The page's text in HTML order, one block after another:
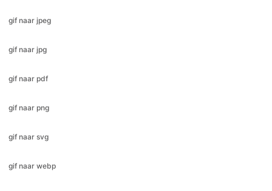
gif naar pdf
gif naar png
gif naar svg
gif naar webp
heic naar bmp
heic naar gif